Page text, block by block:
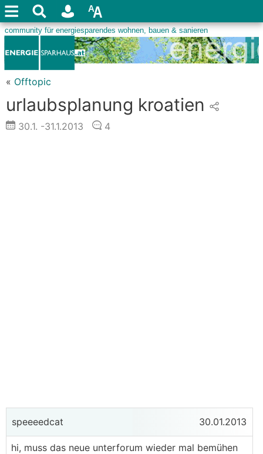
« Offtopic
urlaubsplanung kroatien
30.1. -31.1.2013 4
speeeedcat 30.01.2013
hi, muss das neue unterforum wieder mal bemühen